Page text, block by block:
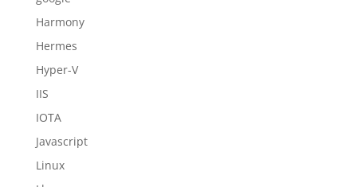
Harmony
Hermes
Hyper-V
IIS
IOTA
Javascript
Linux